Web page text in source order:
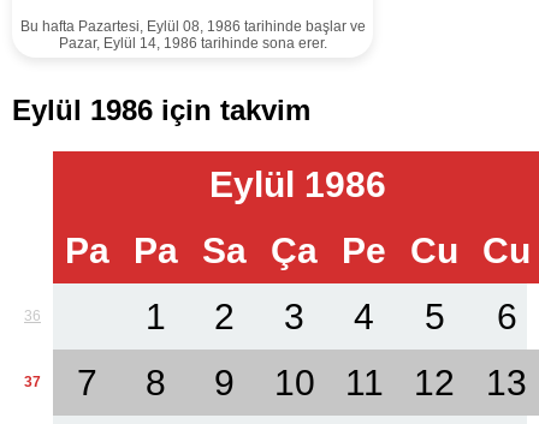
Bu hafta Pazartesi, Eylül 08, 1986 tarihinde başlar ve
Pazar, Eylül 14, 1986 tarihinde sona erer.
Eylül 1986 için takvim
Eylül 1986
Pa
Pa Sa Ça Pe Cu Cu
36 1 2 3 4 5 6
37 7 8 9 10 11 12 13